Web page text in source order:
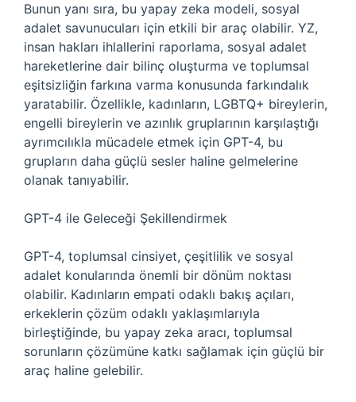
Bunun yanı sıra, bu yapay zeka modeli, sosyal
adalet savunucuları için etkili bir araç olabilir. YZ,
insan hakları ihlallerini raporlama, sosyal adalet
hareketlerine dair bilinç oluşturma ve toplumsal
eşitsizliğin farkına varma konusunda farkındalık
yaratabilir. Özellikle, kadınların, LGBTQ+ bireylerin,
engelli bireylerin ve azınlık gruplarının karşılaştığı
ayrımcılıkla mücadele etmek için GPT-4, bu
grupların daha güçlü sesler haline gelmelerine
olanak tanıyabilir.
GPT-4 ile Geleceği Şekillendirmek
GPT-4, toplumsal cinsiyet, çeşitlilik ve sosyal
adalet konularında önemli bir dönüm noktası
olabilir. Kadınların empati odaklı bakış açıları,
erkeklerin çözüm odaklı yaklaşımlarıyla
birleştiğinde, bu yapay zeka aracı, toplumsal
sorunların çözümüne katkı sağlamak için güçlü bir
araç haline gelebilir.